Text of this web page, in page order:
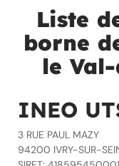
Liste
borne
le
INEO
3 RUE PAUL MAZY
94200 IVRY-SUR-